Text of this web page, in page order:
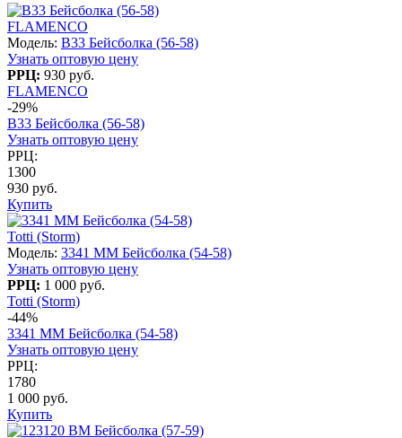
FLAMENCO
Модель: B33 Бейсболка (56-58)
Узнать оптовую цену
РРЦ: 930 руб.
FLAMENCO
-29%
B33 Бейсболка (56-58)
Узнать оптовую цену
РРЦ:
1300
930 руб.
Купить
Totti (Storm)
Модель: 3341 MM Бейсболка (54-58)
Узнать оптовую цену
РРЦ: 1 000 руб.
Totti (Storm)
-44%
3341 MM Бейсболка (54-58)
Узнать оптовую цену
РРЦ:
1780
1 000 руб.
Купить